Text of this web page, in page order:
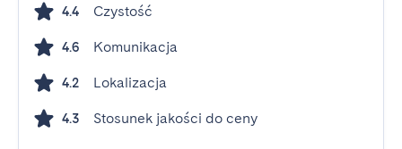
4.4 Czystość
4.6 Komunikacja
4.2 Lokalizacja
4.3 Stosunek jakości do ceny